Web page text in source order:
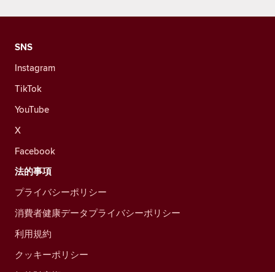
SNS
Instagram
TikTok
YouTube
X
Facebook
法的事項
プライバシーポリシー
消費者健康データプライバシーポリシー
利用規約
クッキーポリシー